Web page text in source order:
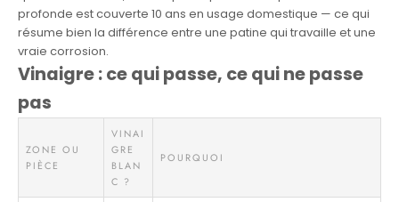
profonde est couverte 10 ans en usage domestique — ce qui
résume bien la différence entre une patine qui travaille et une
vraie corrosion.
Vinaigre : ce qui passe, ce qui ne passe
pas
ZONE OU
PIÈCE
VINAI
GRE
BLAN
C ?
POURQUOI